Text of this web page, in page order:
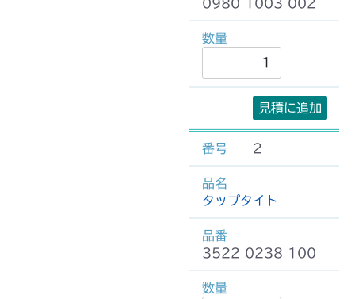
0980 1003 002
見積に追加
2
タップタイト
3522 0238 100